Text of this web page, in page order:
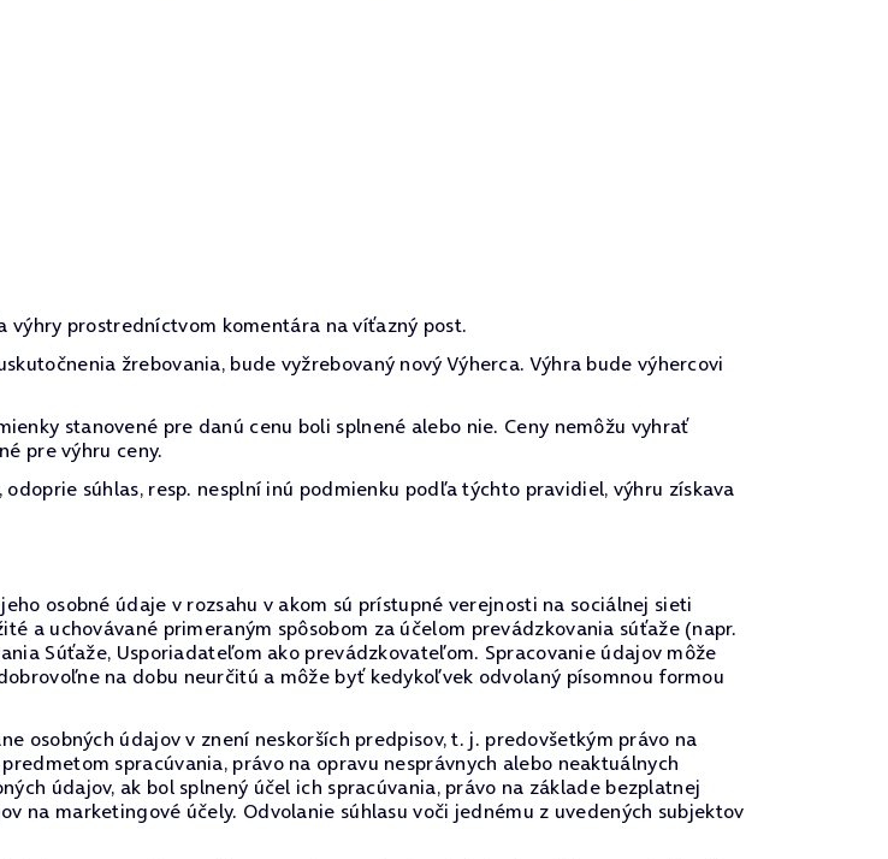
výhry prostredníctvom komentára na víťazný post.
žrebovania, bude vyžrebovaný nový Výherca. Výhra bude výhercovi
stanovené pre danú cenu boli splnené alebo nie. Ceny nemôžu vyhrať
pre výhru ceny.
súhlas, resp. nesplní inú podmienku podľa týchto pravidiel, výhru získava
osobné údaje v rozsahu v akom sú prístupné verejnosti na sociálnej sieti
a uchovávané primeraným spôsobom za účelom prevádzkovania súťaže (napr.
Súťaže, Usporiadateľom ako prevádzkovateľom. Spracovanie údajov môže
na dobu neurčitú a môže byť kedykoľvek odvolaný písomnou formou
osobných údajov v znení neskorších predpisov, t. j. predovšetkým právo na
spracúvania, právo na opravu nesprávnych alebo neaktuálnych
údajov, ak bol splnený účel ich spracúvania, právo na základe bezplatnej
na marketingové účely. Odvolanie súhlasu voči jednému z uvedených subjektov